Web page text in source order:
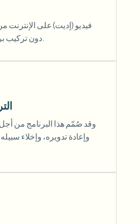
فيديو (إديت) على
وقد صُمّم هذا البرنامج من
وإعادة تدويره، وإخلاء